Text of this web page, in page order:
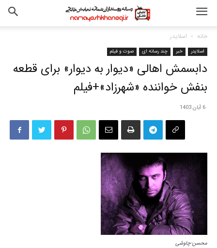
خانه اسلایدر
اسلایدر خبر چند رسانه ای صوت و فیلم
دابسمش اهالی «دیوار به دیوار» برای قطعه
بنفش خواننده «شهرزاد»+فیلم
6 آبان 1403
محسن-چاوشی